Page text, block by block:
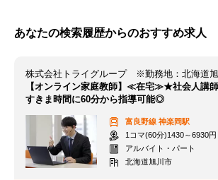
あなたの検索履歴からのおすすめ求人
株式会社トライグループ ※勤務地：北海道
【オンライン家庭教師】≪在宅≫★社会人講
すきま時間に60分から指導可能◎
富良野線 神楽岡駅
1コマ(60分)1430～6930円
アルバイト・パート
北海道旭川市